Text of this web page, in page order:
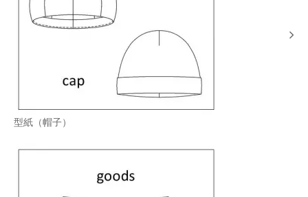
型紙（帽子）